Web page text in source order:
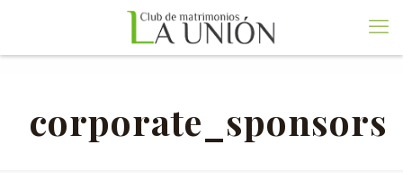
corporate_sponsors